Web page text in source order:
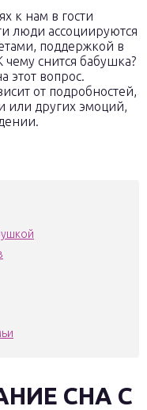
к нам в гости
люди ассоциируются
поддержкой в
снится бабушка?
этот вопрос.
от подробностей,
или других эмоций,
СНА С